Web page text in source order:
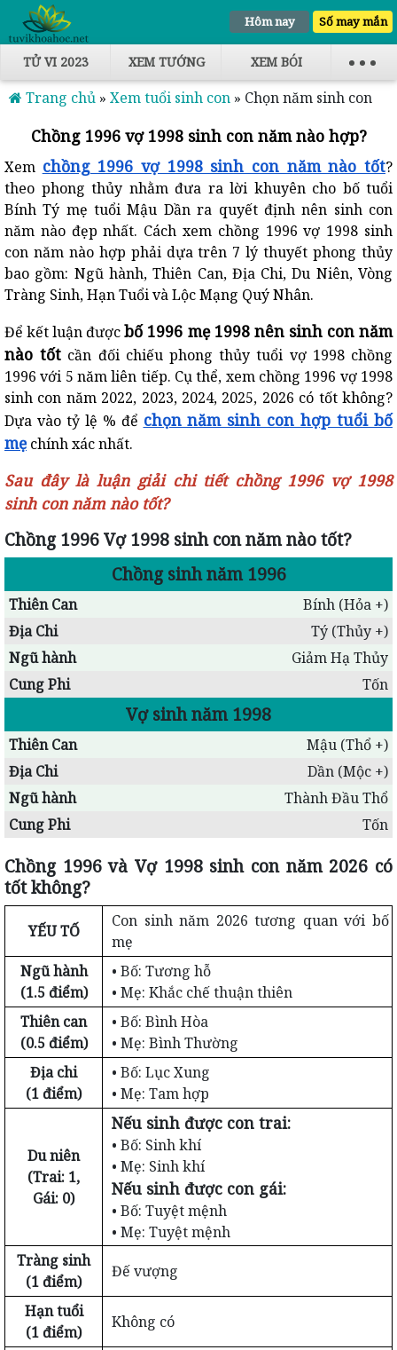
Hôm nay Số may mắn
TỬ VI 2023 XEM TƯỚNG XEM BÓI
Trang chủ » Xem tuổi sinh con » Chọn năm sinh con
Chồng 1996 vợ 1998 sinh con năm nào hợp?
Xem chồng 1996 vợ 1998 sinh con năm nào tốt?
theo phong thủy nhằm đưa ra lời khuyên cho bố tuổi
Bính Tý mẹ tuổi Mậu Dần ra quyết định nên sinh con
năm nào đẹp nhất. Cách xem chồng 1996 vợ 1998 sinh
con năm nào hợp phải dựa trên 7 lý thuyết phong thủy
bao gồm: Ngũ hành, Thiên Can, Địa Chi, Du Niên, Vòng
Tràng Sinh, Hạn Tuổi và Lộc Mạng Quý Nhân.
Để kết luận đượcbố 1996 mẹ 1998 nên sinh con năm
nào tốt cần đối chiếu phong thủy tuổi vợ 1998 chồng
1996 với 5 năm liên tiếp. Cụ thể, xem chồng 1996 vợ 1998
sinh con năm 2022, 2023, 2024, 2025, 2026 có tốt không?
Dựa vào tỷ lệ % để chọn năm sinh con hợp tuổi bố
mẹ chính xác nhất.
Sau đây là luận giải chi tiết chồng 1996 vợ 1998
sinh con năm nào tốt?
Chồng 1996 Vợ 1998 sinh con năm nào tốt?
Chồng sinh năm 1996
Thiên Can
Bính (Hỏa +)
Địa Chi
Tý (Thủy +)
Ngũ hành
Giảm Hạ Thủy
Cung Phi
Tốn
Vợ sinh năm 1998
Thiên Can
Mậu (Thổ +)
Địa Chi
Dần (Mộc +)
Ngũ hành
Thành Đầu Thổ
Cung Phi
Tốn
Chồng 1996 và Vợ 1998 sinh con năm 2026 có
tốt không?
YẾU TỐ
Con sinh năm 2026 tương quan với bố
mẹ
Ngũ hành
(1.5 điểm)
• Bố: Tương hỗ
• Mẹ: Khắc chế thuận thiên
Thiên can
(0.5 điểm)
• Bố: Bình Hòa
• Mẹ: Bình Thường
Địa chi
(1 điểm)
• Bố: Lục Xung
• Mẹ: Tam hợp
Du niên
(Trai: 1,
Gái: 0)
Nếu sinh được con trai:
• Bố: Sinh khí
• Mẹ: Sinh khí
Nếu sinh được con gái:
• Bố: Tuyệt mệnh
• Mẹ: Tuyệt mệnh
Tràng sinh
(1 điểm)
Đế vượng
Hạn tuổi
(1 điểm)
Không có